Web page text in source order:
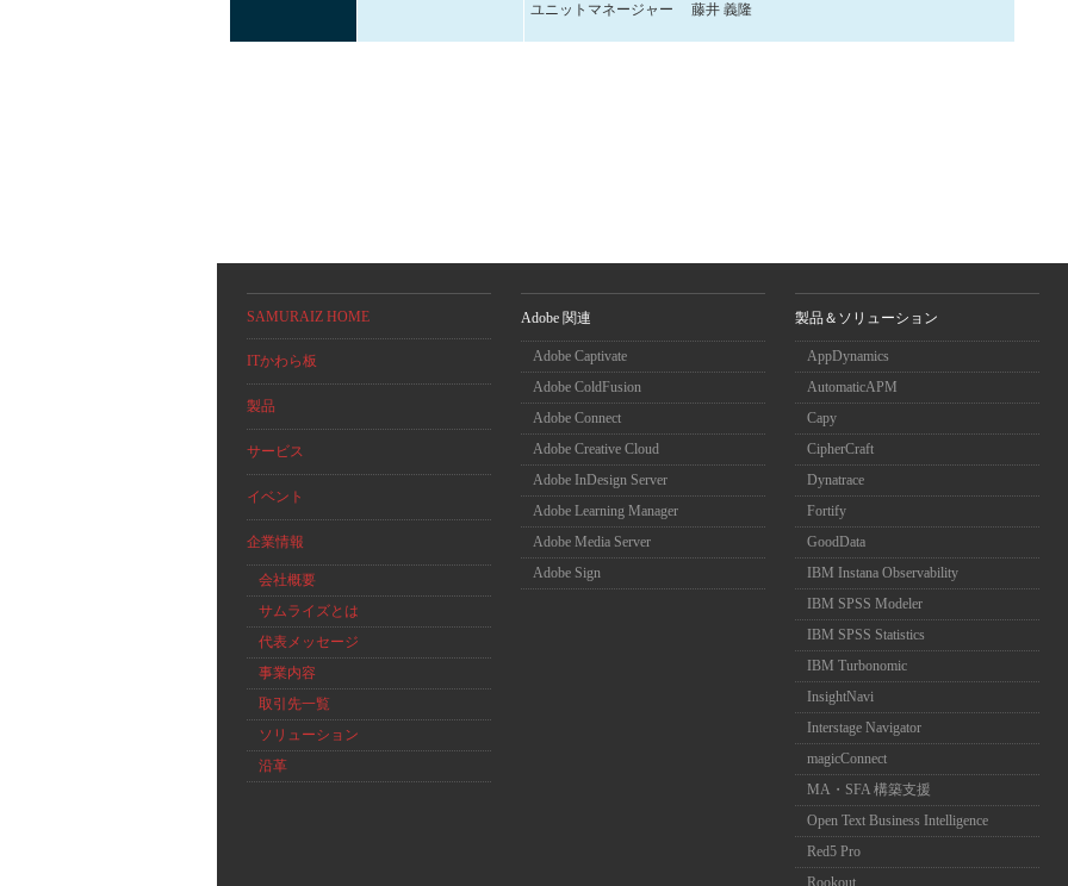
ユニットマネージャー 藤井 義隆
SAMURAIZ HOME
ITかわら板
製品
サービス
イベント
企業情報
会社概要
サムライズとは
代表メッセージ
事業内容
取引先一覧
ソリューション
沿革
Adobe 関連
Adobe Captivate
Adobe ColdFusion
Adobe Connect
Adobe Creative Cloud
Adobe InDesign Server
Adobe Learning Manager
Adobe Media Server
Adobe Sign
製品＆ソリューション
AppDynamics
AutomaticAPM
Capy
CipherCraft
Dynatrace
Fortify
GoodData
IBM Instana Observability
IBM SPSS Modeler
IBM SPSS Statistics
IBM Turbonomic
InsightNavi
Interstage Navigator
magicConnect
MA・SFA 構築支援
Open Text Business Intelligence
Red5 Pro
Rookout